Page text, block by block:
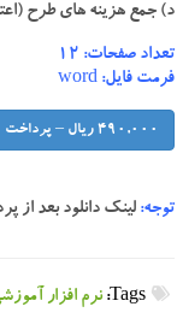
د) جمع هزینه های طرح
تعداد صفحات: ۱۲
فرمت فایل: word
490,000 ریال – پرداخت
توجه: لینک دانلود بعد از
نرم افزار